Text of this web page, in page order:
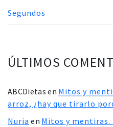
Segundos
ÚLTIMOS
ABCDietas en Mitos y
arroz, ¿hay que tirarlo
Nuria en Mitos y mentiras.